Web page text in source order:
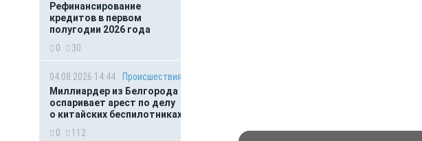
Рефинансирование
кредитов в первом
полугодии 2026 года
0
30
04.08.2026 14:44
Происшествия
Миллиардер из Белгорода
оспаривает арест по делу
о китайских беспилотниках
0
112